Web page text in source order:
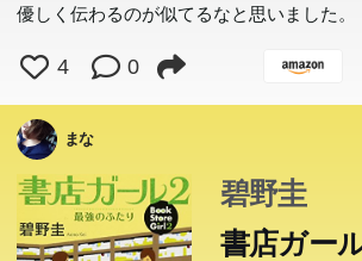
優しく伝わるのが似てるなと思いました。
4 0
まな
碧野圭
書店ガー